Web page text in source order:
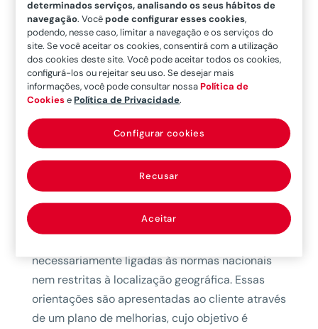
exigidas para o desenvolvimento de suas
atividades.Neste artigo, queremos tentar
responder a esta pergunta.
Nas seguradoras, como parte de nosso trabalho
em cada visita de inspeção,colocamos nossa
atenção em assessorar ou aconselhar os
clientes com base nas melhores práticas de
segurança reconhecidas pelo setor,
fundamentadas em padrões internacionais e
boas práticas aceitas na indústria. Para isso
utilizamos todo o conhecimento disponível, o
necessariamente ligadas às normas nacionais
nem restritas à localização geográfica. Essas
orientações são apresentadas ao cliente através
de um plano de melhorias, cujo objetivo é
determinados serviços, analisando os seus hábitos de
navegação. Vocêpode configurar esses cookies,
podendo, nesse caso, limitar a navegação e os serviços do
site. Se você aceitar os cookies, consentirá com a utilização
dos cookies deste site. Você pode aceitar todos os cookies,
configurá-los ou rejeitar seu uso. Se desejar mais
informações, você pode consultar nossaPolítica de
CookiesePolítica de Privacidade.
Recusar
Aceitar
Configurar cookies